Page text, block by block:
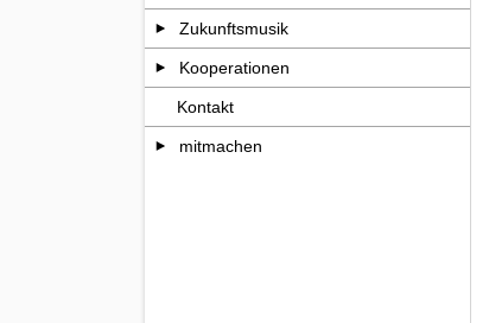
Zukunftsmusik
Kooperationen
Kontakt
mitmachen